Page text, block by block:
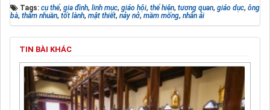
Tags: cụ thể, gia đình, linh mục, giáo hội, thể hiện, tương quan, giáo dục, ông
bà, thấm nhuần, tốt lành, mật thiết, nảy nở, mầm mống, nhân ái
TIN BÀI KHÁC